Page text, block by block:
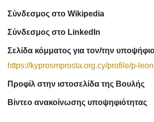
Σύνδεσμος στο Wikipedia
Σύνδεσμος στο LinkedIn
Σελίδα κόμματος για τον/την
https://kyprosmprosta.org.cy/profile/p-
Προφίλ στην ιστοσελίδα της Βουλής
Βίντεο ανακοίνωσης υποψηφιότητας